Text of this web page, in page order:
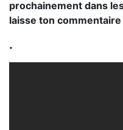
prochainement dans
laisse ton commentaire
.